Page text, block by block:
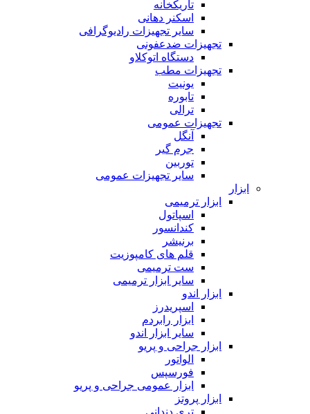
تاریکخانه
اسکنر دهانی
سایر تجهیزات رادیوگرافی
تجهیزات ضدعفونی
دستگاه اتوکلاو
تجهیزات مطب
یونیت
تابوره
ترالی
تجهیزات عمومی
آنگل
جرم گیر
توربین
سایر تجهیزات عمومی
ابزار
ابزار ترمیمی
اسپاتول
کندانسور
برنیشر
قلم های کامپوزیت
ست ترمیمی
سایر ابزار ترمیمی
ابزار اندو
اسپریدرز
ابزار رابردم
سایر ابزار اندو
ابزار جراحی و پریو
الواتور
فورسپس
ابزار عمومی جراحی و پریو
ابزار پروتز
تری دندانی